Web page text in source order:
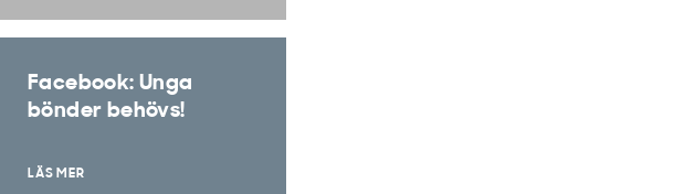
Facebook: Unga
bönder behövs!
LÄS MER